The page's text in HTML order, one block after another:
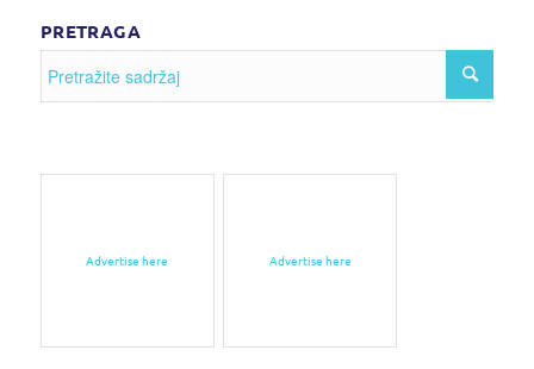
PRETRAGA
Advertise here Advertise here